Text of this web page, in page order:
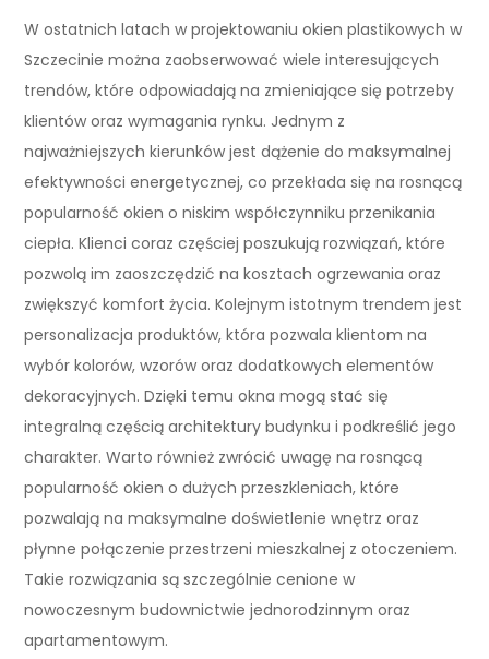
W ostatnich latach w projektowaniu okien plastikowych w
Szczecinie można zaobserwować wiele interesujących
trendów, które odpowiadają na zmieniające się potrzeby
klientów oraz wymagania rynku. Jednym z
najważniejszych kierunków jest dążenie do maksymalnej
efektywności energetycznej, co przekłada się na rosnącą
popularność okien o niskim współczynniku przenikania
ciepła. Klienci coraz częściej poszukują rozwiązań, które
pozwolą im zaoszczędzić na kosztach ogrzewania oraz
zwiększyć komfort życia. Kolejnym istotnym trendem jest
personalizacja produktów, która pozwala klientom na
wybór kolorów, wzorów oraz dodatkowych elementów
dekoracyjnych. Dzięki temu okna mogą stać się
integralną częścią architektury budynku i podkreślić jego
charakter. Warto również zwrócić uwagę na rosnącą
popularność okien o dużych przeszkleniach, które
pozwalają na maksymalne doświetlenie wnętrz oraz
płynne połączenie przestrzeni mieszkalnej z otoczeniem.
Takie rozwiązania są szczególnie cenione w
nowoczesnym budownictwie jednorodzinnym oraz
apartamentowym.